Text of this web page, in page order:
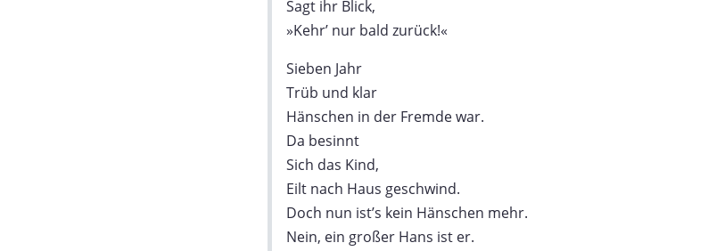
Sagt ihr Blick,
»Kehr’ nur bald zurück!«
Sieben Jahr
Trüb und klar
Hänschen in der Fremde war.
Da besinnt
Sich das Kind,
Eilt nach Haus geschwind.
Doch nun ist’s kein Hänschen mehr.
Nein, ein großer Hans ist er.